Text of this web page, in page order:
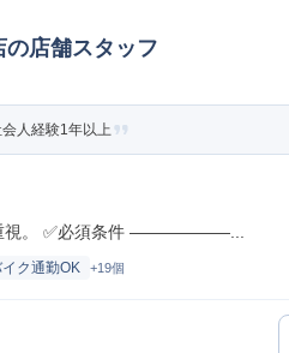
店舗スタッフ
人経験1年以上
視。 ✅必須条件 ――――――...
ク通勤OK +19個